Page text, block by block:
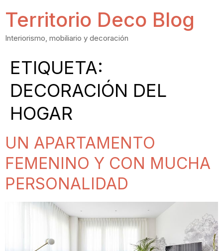
Territorio Deco Blog
Interiorismo, mobiliario y decoración
ETIQUETA:
DECORACIÓN DEL
HOGAR
UN APARTAMENTO
FEMENINO Y CON MUCHA
PERSONALIDAD